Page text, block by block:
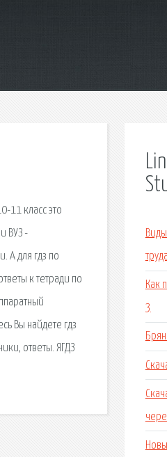
11 класс это
ВУЗ -
А для гдз по
к тетради по
Вы найдете гдз
ответы. ЯГДЗ
Как
3